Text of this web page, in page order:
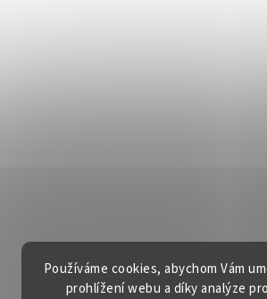
Používáme cookies, abychom Vám
prohlížení webu a díky analýze